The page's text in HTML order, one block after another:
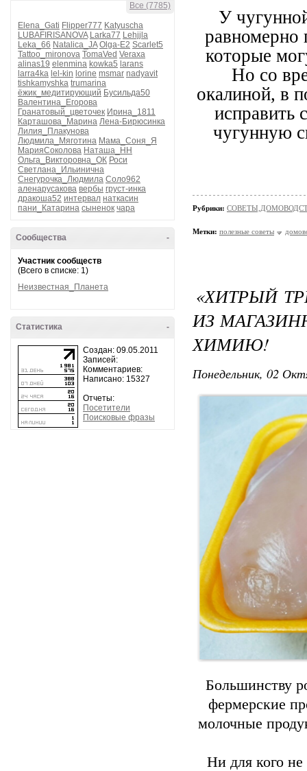
Все (7785)
Elena_Gati Flipper777 Katyuscha
LUBAFIRISANOVA Larka77 Lehjjla
Leka_66 Natalica_JA Olga-E2 Scarlet5
Tattoo_mironova TomaVed Veraxa
alinas19 elenmina kowka5 larans
larra4ka lel-kin lorine msmar nadyavit
tishkamyshka trumarina
ёжик_медитирующий Бусильда50
Валентина_Егорова
Гранатовый_цветочек Ирина_1811
Карташова_Марина Лена-Бирюсинка
Лилия_Плакунова
Людмила_Мяготина Мама_Соня_Я
МарияСоколова Наташа_НН
Ольга_Викторовна_ОК Роси
Светлана_Ильинична
Снегурочка_Людмила Соло962
аленарусакова вербы груст-инка
дракоша52 интервал наткасин
пани_Катарина сыненок чара
-
Сообщества
Участник сообществ
(Всего в списке: 1)
Неизвестная_Планета
-
Статистика
Создан: 09.05.2011
Записей:
Комментариев:
Написано: 15327
Отчеты:
Посетители
Поисковые фразы
У
равномерно
которые
Но со
окалиной, в
исправить
чугунную
Рубрики:
Метки: полезные советы
«ХИТРЫЙ
ИЗ
ХИМИЮ!
Понедельник, 02
Большинству
фермерские
молочные
Ни для кого